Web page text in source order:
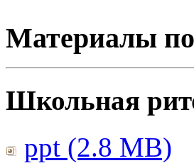
Материалы
Школьная
ppt (2.8 MB)